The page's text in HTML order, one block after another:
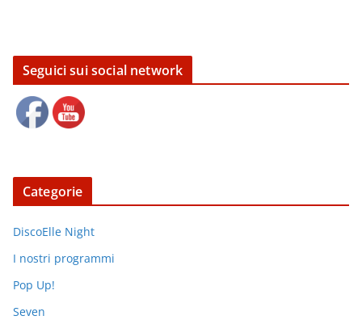
Seguici sui social network
Categorie
DiscoElle Night
I nostri programmi
Pop Up!
Seven